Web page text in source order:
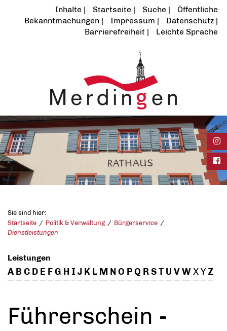
Inhalte Startseite Suche
Öffentliche
Bekanntmachungen
Impressum
Datenschutz
Barrierefreiheit
Leichte Sprache
Sie sind hier:
Startseite
Politik & Verwaltung
Bürgerservice
Dienstleistungen
Leistungen
A B C D E FG H I J K L M NO PQ RST U VWXYZ
Führerschein -